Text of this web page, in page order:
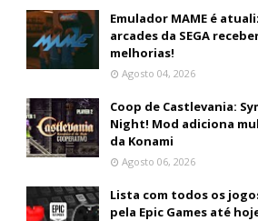
Emulador MAME é
arcades da SEGA
melhorias!
Agosto 04, 2026
Coop de Castlevania:
Night! Mod adiciona
da Konami
Agosto 06, 2026
Lista com todos os
pela Epic Games até